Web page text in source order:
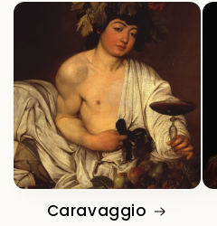
Caravaggio